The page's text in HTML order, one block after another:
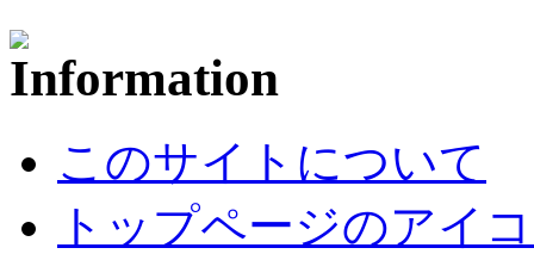
このサイトについて
トップページのアイ